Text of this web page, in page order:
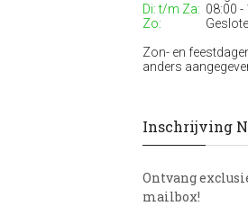
Di: t/m Za: 08:00 -
Zo:
Zon- en
anders
Inschrijving
Ontvang
mailbox!